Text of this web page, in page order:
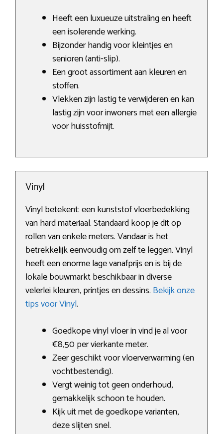
Heeft een luxueuze uitstraling en heeft
een isolerende werking.
Bijzonder handig voor kleintjes en
senioren (anti-slip).
Een groot assortiment aan kleuren en
stoffen.
Vlekken zijn lastig te verwijderen en kan
lastig zijn voor inwoners met een allergie
voor huisstofmijt.
Vinyl
Vinyl betekent: een kunststof vloerbedekking
van hard materiaal. Standaard koop je dit op
rollen van enkele meters. Vandaar is het
betrekkelijk eenvoudig om zelf te leggen. Vinyl
heeft een enorme lage vanafprijs en is bij de
lokale bouwmarkt beschikbaar in diverse
velerlei kleuren, printjes en dessins. Bekijk onze
tips voor Vinyl.
Goedkope vinyl vloer in vind je al voor
€8,50 per vierkante meter.
Zeer geschikt voor vloerverwarming (en
vochtbestendig).
Vergt weinig tot geen onderhoud,
gemakkelijk schoon te houden.
Kijk uit met de goedkope varianten,
deze slijten snel.